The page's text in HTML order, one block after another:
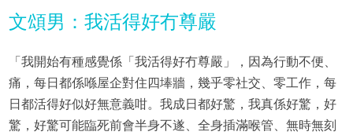
文頌男：我活得好冇尊嚴
「我開始有種感覺係「我活得好冇尊嚴」，因為行動不便、
痛，每日都係喺屋企對住四埲牆，幾乎零社交、零工作，每
日都活得好似好無意義咁。我成日都好驚，我真係好驚，好
驚，好驚可能臨死前會半身不遂、全身插滿喉管、無時無刻